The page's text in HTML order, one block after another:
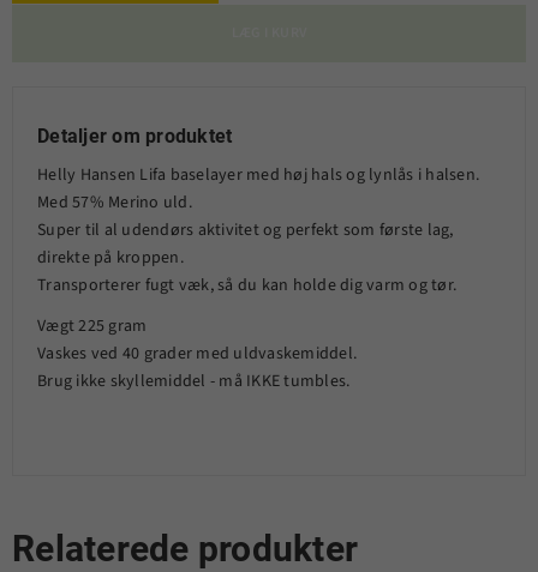
Detaljer om produktet
Helly Hansen Lifa baselayer med høj hals og lynlås i halsen.
Med 57% Merino uld.
Super til al udendørs aktivitet og perfekt som første lag,
direkte på kroppen.
Transporterer fugt væk, så du kan holde dig varm og tør.
Vægt 225 gram
Vaskes ved 40 grader med uldvaskemiddel.
Brug ikke skyllemiddel - må IKKE tumbles.
Relaterede produkter